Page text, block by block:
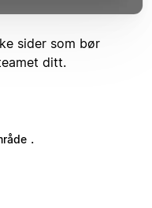
sider som bør
ditt.
.